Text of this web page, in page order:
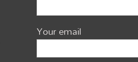
Your email